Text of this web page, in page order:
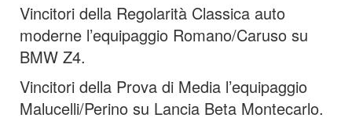
Vincitori della Regolarità Classica auto
moderne l’equipaggio Romano/Caruso su
BMW Z4.
Vincitori della Prova di Media l’equipaggio
Malucelli/Perino su Lancia Beta Montecarlo.